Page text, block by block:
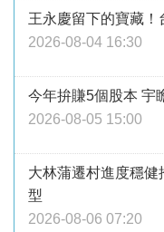
王永慶留下的寶藏
2026-08-04 16:30
今年拚賺5個股本 宇
2026-08-05 15:00
大林蒲遷村進度穩
型
2026-08-06 07:20